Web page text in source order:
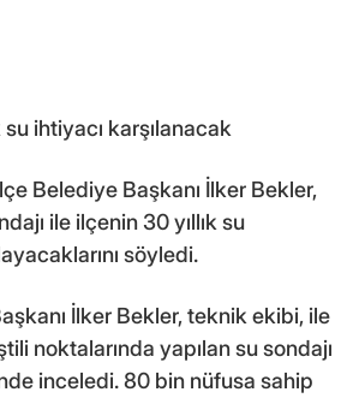
su ihtiyacı karşılanacak
Belediye Başkanı İlker Bekler,
ile ilçenin 30 yıllık su
söyledi.
İlker Bekler, teknik ekibi, ile
noktalarında yapılan su sondajı
inceledi. 80 bin nüfusa sahip